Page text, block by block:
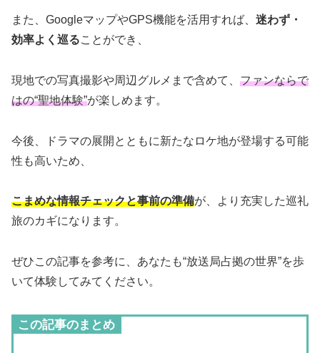
また、GoogleマップやGPS機能を活用すれば、 迷わず・
効率よく巡ることができ、
現地での写真撮影や周辺グルメまで含めて、 ファンならで
はの“聖地体験”が楽しめます。
今後、ドラマの展開とともに新たなロケ地が登場する可能
性も高いため、
こまめな情報チェックと事前の準備が、より充実した巡礼
旅のカギになります。
ぜひこの記事を参考に、あなたも“放送局占拠の世界”を歩
いて体験してみてください。
この記事のまとめ